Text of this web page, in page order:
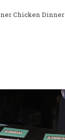
Chicken Dinner